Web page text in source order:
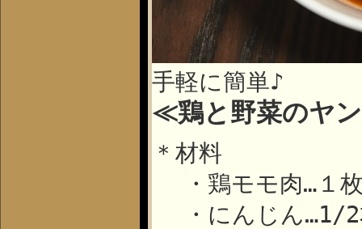
手軽に簡単♪
≪鶏と野菜のヤ
＊材料
・鶏モモ肉…１
・にんじん…1/2